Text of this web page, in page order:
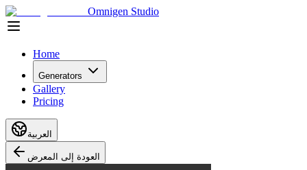
Omnigen Studio
Home
Generators
Gallery
Pricing
العربية
العودة إلى المعرض